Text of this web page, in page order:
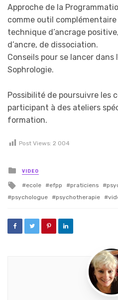
Approche de la
comme outil complémentaire
technique d’ancrage
d’ancre, de dissociation.
Conseils pour se lancer dans
Sophrologie.
Possibilité de poursuivre les
participant à des ateliers
formation.
Post Views: 2 004
Posted in
VIDEO
Tagged with
ecole efpp praticiens
psychologue
psychotherapie